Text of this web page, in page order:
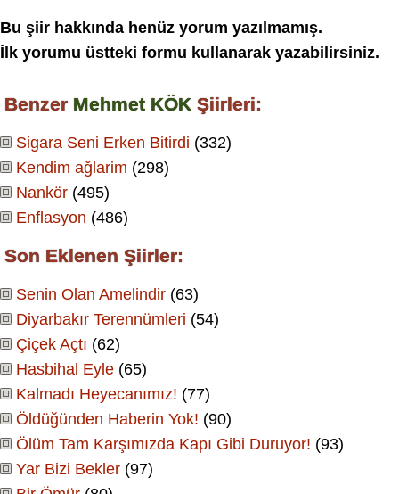
Bu şiir hakkında henüz yorum yazılmamış.
İlk yorumu üstteki formu kullanarak yazabilirsiniz.
Benzer Mehmet KÖK Şiirleri:
Sigara Seni Erken Bitirdi (332)
Kendim ağlarim (298)
Nankör (495)
Enflasyon (486)
Son Eklenen Şiirler:
Senin Olan Amelindir (63)
Diyarbakır Terennümleri (54)
Çiçek Açtı (62)
Hasbihal Eyle (65)
Kalmadı Heyecanımız! (77)
Öldüğünden Haberin Yok! (90)
Ölüm Tam Karşımızda Kapı Gibi Duruyor! (93)
Yar Bizi Bekler (97)